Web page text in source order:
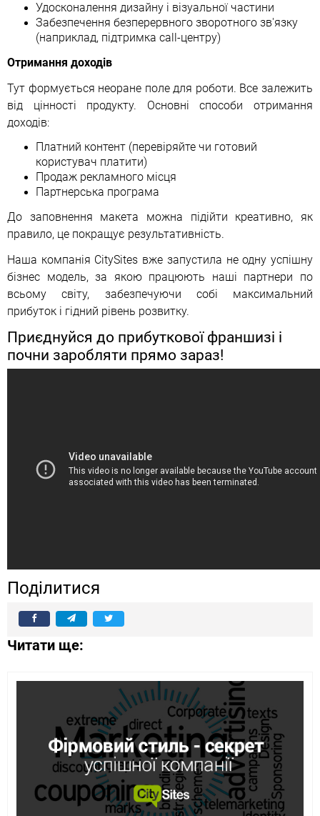
Удосконалення дизайну і візуальної частини
Забезпечення безперервного зворотного зв'язку
(наприклад, підтримка call-центру)
Отримання доходів
Тут формується неоране поле для роботи. Все залежить
від цінності продукту. Основні способи отримання
доходів:
Платний контент (перевіряйте чи готовий
користувач платити)
Продаж рекламного місця
Партнерська програма
До заповнення макета можна підійти креативно, як
правило, це покращує результативність.
Наша компанія CitySites вже запустила не одну успішну
бізнес модель, за якою працюють наші партнери по
всьому світу, забезпечуючи собі максимальний
прибуток і гідний рівень розвитку.
Приєднуйся до прибуткової франшизі і
почни заробляти прямо зараз!
Поділитися
Читати ще: